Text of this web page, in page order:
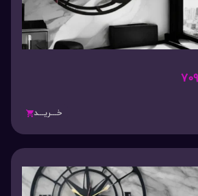
خـــریـــد